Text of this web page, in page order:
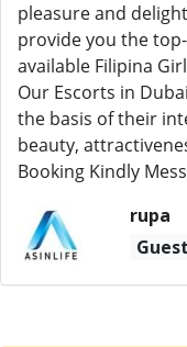
pleasure and
provide you the
available Filipina
Our Escorts in
the basis of their
beauty,
Booking Kindly
rupa
Guest